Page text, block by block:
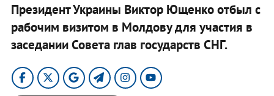
Президент Украины Виктор Ющенко отбыл с
рабочим визитом в Молдову для участия в
заседании Совета глав государств СНГ.